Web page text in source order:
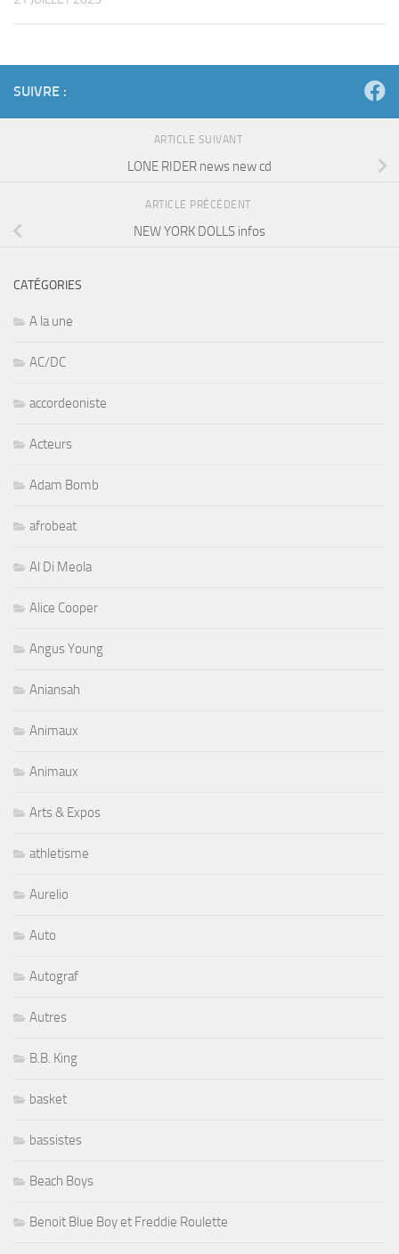
SUIVRE :
ARTICLE SUIVANT
LONE RIDER news new cd
ARTICLE PRÉCÉDENT
NEW YORK DOLLS infos
CATÉGORIES
A la une
AC/DC
accordeoniste
Acteurs
Adam Bomb
afrobeat
Al Di Meola
Alice Cooper
Angus Young
Aniansah
Animaux
Animaux
Arts & Expos
athletisme
Aurelio
Auto
Autograf
Autres
B.B. King
basket
bassistes
Beach Boys
Benoit Blue Boy et Freddie Roulette